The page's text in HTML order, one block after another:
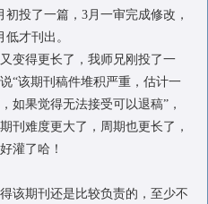
初投了一篇，3月一审完成修改，
低才刊出。
变得更长了，我师兄刚投了一
“该期刊稿件堆积严重，估计一
如果觉得无法接受可以退稿”，
刊难度更大了，周期也更长了，
灌了哈！
该期刊还是比较负责的，至少不